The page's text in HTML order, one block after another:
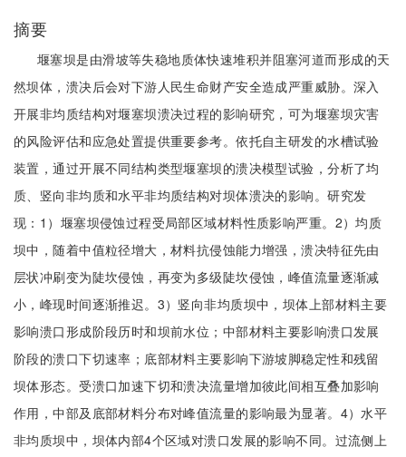
摘要
堰塞坝是由滑坡等失稳地质体快速堆积并阻塞河道而形成的天
然坝体，溃决后会对下游人民生命财产安全造成严重威胁。深入
开展非均质结构对堰塞坝溃决过程的影响研究，可为堰塞坝灾害
的风险评估和应急处置提供重要参考。依托自主研发的水槽试验
装置，通过开展不同结构类型堰塞坝的溃决模型试验，分析了均
质、竖向非均质和水平非均质结构对坝体溃决的影响。研究发
现：1）堰塞坝侵蚀过程受局部区域材料性质影响严重。2）均质
坝中，随着中值粒径增大，材料抗侵蚀能力增强，溃决特征先由
层状冲刷变为陡坎侵蚀，再变为多级陡坎侵蚀，峰值流量逐渐减
小，峰现时间逐渐推迟。3）竖向非均质坝中，坝体上部材料主要
影响溃口形成阶段历时和坝前水位；中部材料主要影响溃口发展
阶段的溃口下切速率；底部材料主要影响下游坡脚稳定性和残留
坝体形态。受溃口加速下切和溃决流量增加彼此间相互叠加影响
作用，中部及底部材料分布对峰值流量的影响最为显著。4）水平
非均质坝中，坝体内部4个区域对溃口发展的影响不同。过流侧上